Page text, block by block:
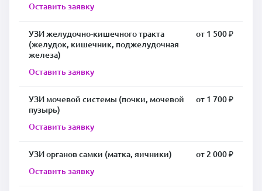
Оставить заявку
УЗИ желудочно-кишечного тракта
(желудок, кишечник, поджелудочная
железа)
от 1 500 ₽
Оставить заявку
УЗИ мочевой системы (почки, мочевой
пузырь)
от 1 700 ₽
Оставить заявку
УЗИ органов самки (матка, яичники)
от 2 000 ₽
Оставить заявку